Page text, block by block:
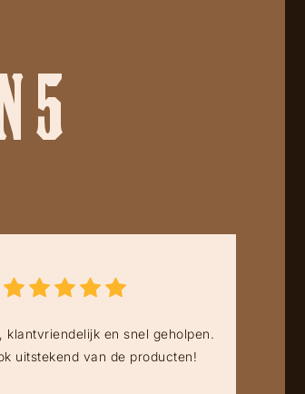
5
klantvriendelijk en snel geholpen.
uitstekend van de producten!